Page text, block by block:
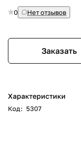
0 Нет отзывов
Заказать
Характеристики
Код: 5307